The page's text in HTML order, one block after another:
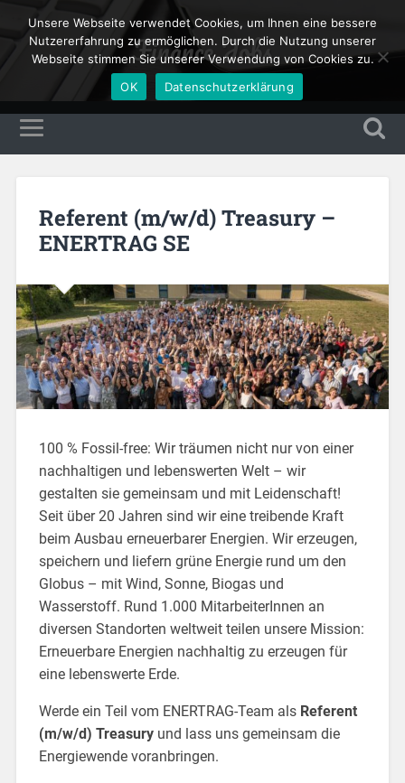
Finance Jobs
Referent (m/w/d) Treasury –
ENERTRAG SE
100 % Fossil-free: Wir träumen nicht nur von einer
nachhaltigen und lebenswerten Welt – wir
gestalten sie gemeinsam und mit Leidenschaft!
Seit über 20 Jahren sind wir eine treibende Kraft
beim Ausbau erneuerbarer Energien. Wir erzeugen,
speichern und liefern grüne Energie rund um den
Globus – mit Wind, Sonne, Biogas und
Wasserstoff. Rund 1.000 MitarbeiterInnen an
diversen Standorten weltweit teilen unsere Mission:
Erneuerbare Energien nachhaltig zu erzeugen für
eine lebenswerte Erde.
Werde ein Teil vom ENERTRAG-Team als Referent
(m/w/d) Treasuryund lass uns gemeinsam die
Energiewende voranbringen.
Unsere Webseite verwendet Cookies, um Ihnen eine bessere
Nutzererfahrung zu ermöglichen. Durch die Nutzung unserer
Webseite stimmen Sie unserer Verwendung von Cookies zu.
OK
Datenschutzerklärung